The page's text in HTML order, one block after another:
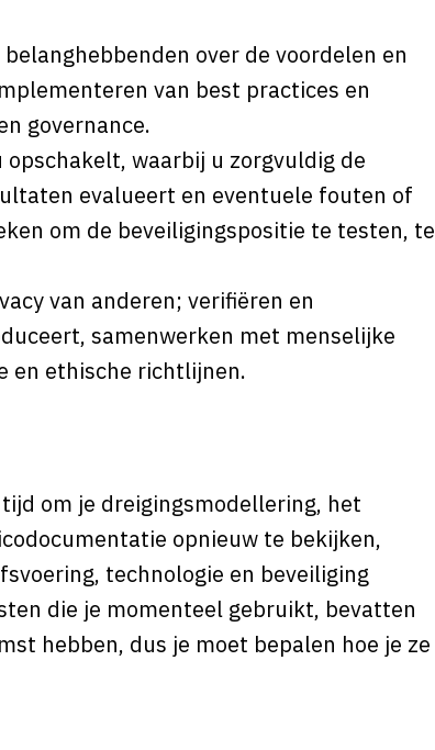
over de voordelen en
van best practices en
governance.
waarbij u zorgvuldig de
evalueert en eventuele fouten of
om de beveiligingspositie te testen, te
van anderen; verifiëren en
samenwerken met menselijke
en ethische richtlijnen.
om je dreigingsmodellering, het
opnieuw te bekijken,
technologie en beveiliging
die je momenteel gebruikt, bevatten
hebben, dus je moet bepalen hoe je ze